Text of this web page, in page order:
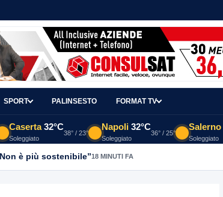
SPORT PALINSESTO FORMAT TV
Caserta 32°C
Soleggiato
38° / 23°
Napoli 32°C
Soleggiato
36° / 25°
Salerno
Soleggiato
è più sostenibile”18 MINUTI FA